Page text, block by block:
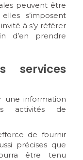
peuvent être
s’imposent
à s’y référer
d’en prendre
services
une information
activités de
de fournir
précises que
être tenu